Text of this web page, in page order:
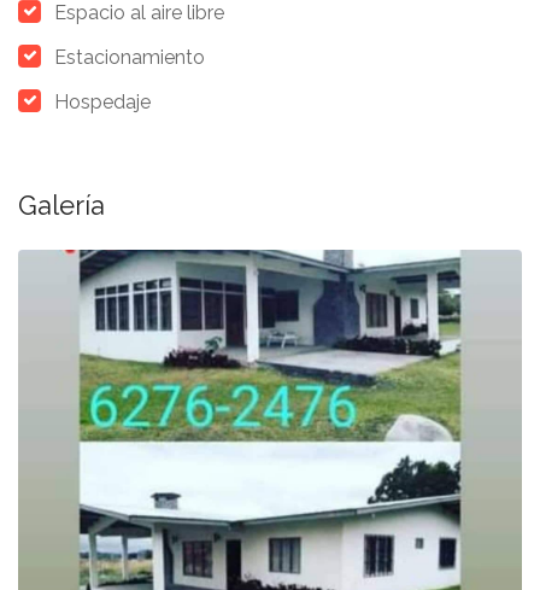
Espacio al aire libre
Estacionamiento
Hospedaje
Galería